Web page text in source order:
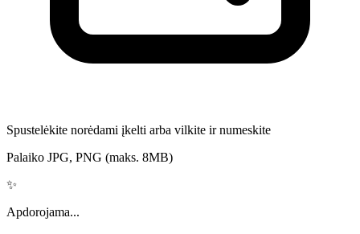
Spustelėkite norėdami įkelti arba vilkite ir numeskite
Palaiko JPG, PNG (maks. 8MB)
✨
Apdorojama...